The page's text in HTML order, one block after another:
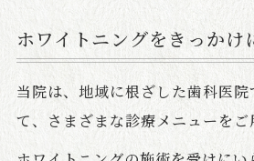
ホワイトニングをきっかけ
当院は、地域に根ざした歯科医
て、さまざまな診療メニューをご